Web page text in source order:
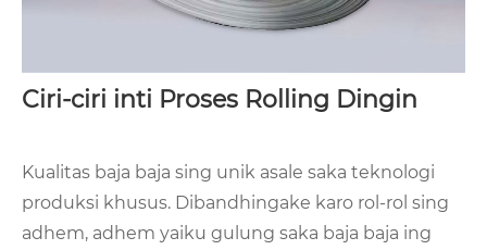
Ciri-ciri inti Proses Rolling Dingin
Kualitas baja baja sing unik asale saka teknologi
produksi khusus. Dibandhingake karo rol-rol sing
adhem, adhem yaiku gulung saka baja baja ing